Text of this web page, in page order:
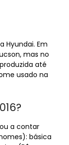
Hyundai. Em
mas no
até
usado na
a contar
básica